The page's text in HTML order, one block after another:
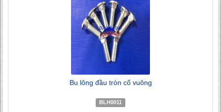
Bu lông đầu tròn cổ vuông
BLH0011